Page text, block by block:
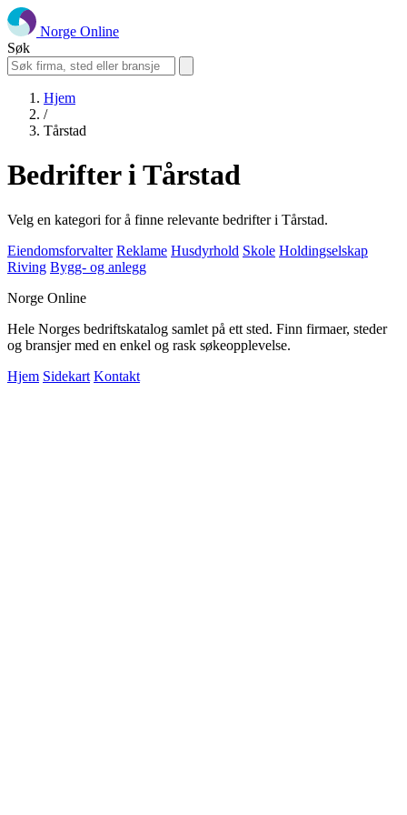
Norge Online
Søk
Hjem
/
Tårstad
Bedrifter i Tårstad
Velg en kategori for å finne relevante bedrifter i Tårstad.
Eiendomsforvalter Reklame Husdyrhold Skole Holdingselskap
Riving Bygg- og anlegg
Norge Online
Hele Norges bedriftskatalog samlet på ett sted. Finn firmaer, steder
og bransjer med en enkel og rask søkeopplevelse.
Hjem Sidekart Kontakt